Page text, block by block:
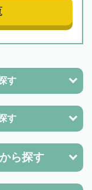
す
す
ら探す